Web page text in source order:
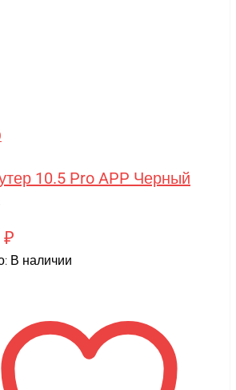
10.5 Pro APP Черный
₽
В наличии